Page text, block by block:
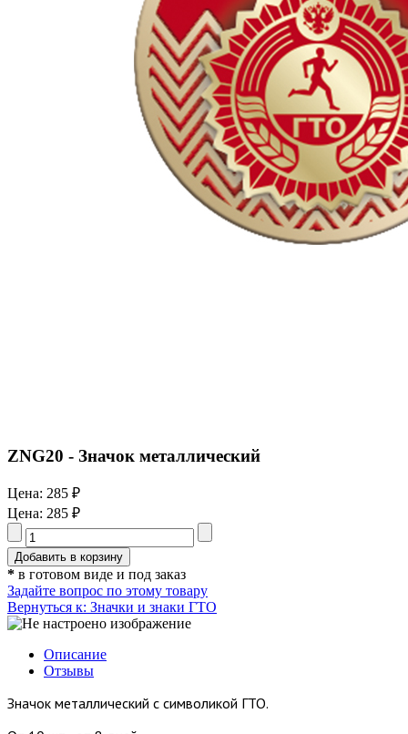
ZNG20 - Значок металлический
Цена: 285 ₽
Цена: 285 ₽
* в готовом виде и под заказ
Задайте вопрос по этому товару
Вернуться к: Значки и знаки ГТО
Описание
Отзывы
Значок металлический с символикой ГТО.